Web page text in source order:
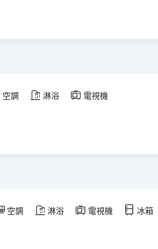
空調 淋浴 電視機
空調 淋浴 電視機 冰箱